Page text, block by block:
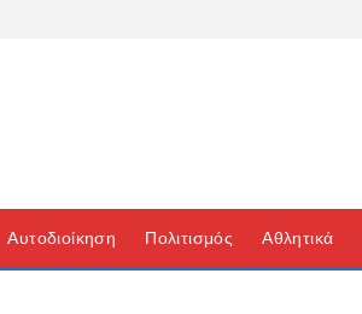
Αυτοδιοίκηση Πολιτισμός Αθλητικά